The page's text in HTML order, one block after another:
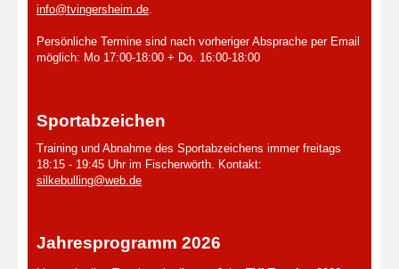
info@tvingersheim.de.
Persönliche Termine sind nach vorheriger Absprache per Email
möglich: Mo 17:00-18:00 + Do. 16:00-18:00
Sportabzeichen
Training und Abnahme des Sportabzeichens immer freitags
18:15 - 19:45 Uhr im Fischerwörth. Kontakt:
silkebulling@web.de
Jahresprogramm 2026